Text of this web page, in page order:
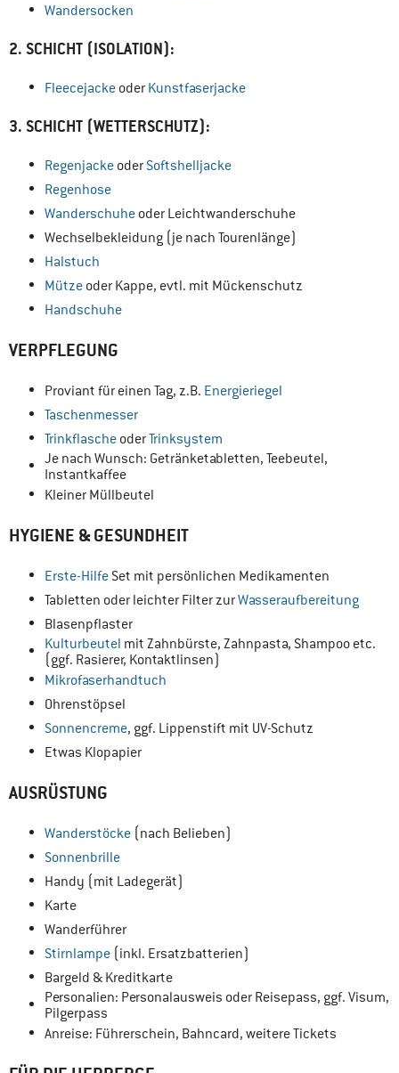
Wandersocken
2. SCHICHT (ISOLATION):
Fleecejacke oder Kunstfaserjacke
3. SCHICHT (WETTERSCHUTZ):
Regenjacke oder Softshelljacke
Regenhose
Wanderschuhe oder Leichtwanderschuhe
Wechselbekleidung (je nach Tourenlänge)
Halstuch
Mütze oder Kappe, evtl. mit Mückenschutz
Handschuhe
VERPFLEGUNG
Proviant für einen Tag, z.B. Energieriegel
Taschenmesser
Trinkflasche oderTrinksystem
Je nach Wunsch: Getränketabletten, Teebeutel,
Instantkaffee
Kleiner Müllbeutel
HYGIENE & GESUNDHEIT
Erste-Hilfe Set mit persönlichen Medikamenten
Tabletten oder leichter Filter zurWasseraufbereitung
Blasenpflaster
Kulturbeutel mit Zahnbürste, Zahnpasta, Shampoo etc.
(ggf. Rasierer, Kontaktlinsen)
Mikrofaserhandtuch
Ohrenstöpsel
Sonnencreme, ggf. Lippenstift mit UV-Schutz
Etwas Klopapier
AUSRÜSTUNG
Wanderstöcke (nach Belieben)
Sonnenbrille
Handy (mit Ladegerät)
Karte
Wanderführer
Stirnlampe (inkl. Ersatzbatterien)
Bargeld & Kreditkarte
Personalien: Personalausweis oder Reisepass, ggf. Visum,
Pilgerpass
Anreise: Führerschein, Bahncard, weitere Tickets